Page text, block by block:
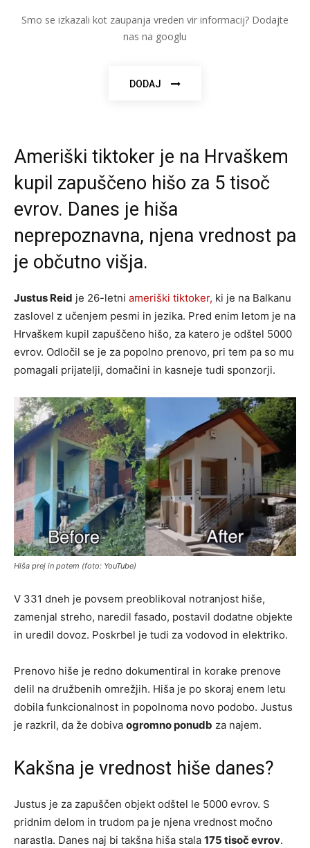
Smo se izkazali kot zaupanja vreden vir informacij? Dodajte
nas na googlu
DODAJ
Ameriški tiktoker je na Hrvaškem
kupil zapuščeno hišo za 5 tisoč
evrov. Danes je hiša
neprepoznavna, njena vrednost pa
je občutno višja.
Justus Reid je 26-letni ameriški tiktoker, ki je na Balkanu
zaslovel z učenjem pesmi in jezika. Pred enim letom je na
Hrvaškem kupil zapuščeno hišo, za katero je odštel 5000
evrov. Odločil se je za popolno prenovo, pri tem pa so mu
pomagali prijatelji, domačini in kasneje tudi sponzorji.
Hiša prej in potem (foto: YouTube)
V 331 dneh je povsem preoblikoval notranjost hiše,
zamenjal streho, naredil fasado, postavil dodatne objekte
in uredil dovoz. Poskrbel je tudi za vodovod in elektriko.
Prenovo hiše je redno dokumentiral in korake prenove
delil na družbenih omrežjih. Hiša je po skoraj enem letu
dobila funkcionalnost in popolnoma novo podobo. Justus
je razkril, da že dobiva ogromno ponudb za najem.
Kakšna je vrednost hiše danes?
Justus je za zapuščen objekt odštel le 5000 evrov. S
pridnim delom in trudom pa je njena vrednost močno
narastla. Danes naj bi takšna hiša stala 175 tisoč evrov.